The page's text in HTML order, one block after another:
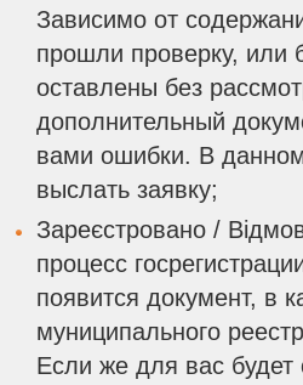
Зависимо от
прошли проверку,
оставлены без
дополнительный
вами ошибки. В
выслать заявку;
Зареєстровано /
процесс
появится документ, в
муниципального
Если же для вас будет